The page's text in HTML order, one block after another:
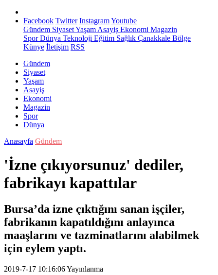
Facebook Twitter InstagramYoutube
Gündem SiyasetYaşam Asayiş Ekonomi Magazin
SporDünya Teknoloji Eğitim Sağlık Çanakkale Bölge
Künye İletişim RSS
Gündem
Siyaset
Yaşam
Asayiş
Ekonomi
Magazin
Spor
Dünya
Anasayfa Gündem
'İzne çıkıyorsunuz' dediler,
fabrikayı kapattılar
Bursa’da izne çıktığını sanan işçiler,
fabrikanın kapatıldığını anlayınca
maaşlarını ve tazminatlarını alabilmek
için eylem yaptı.
2019-7-17 10:16:06Yayınlanma